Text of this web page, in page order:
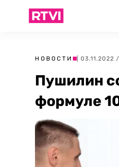
НОВОСТИ | 03.11.2022
Пушилин
формуле